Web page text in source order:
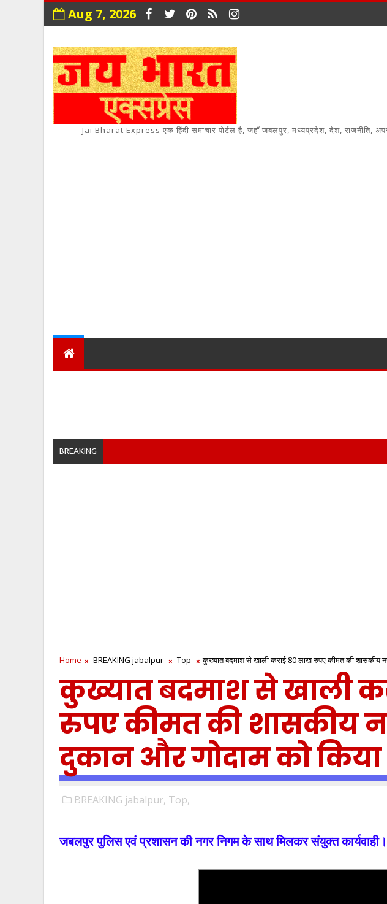
Aug 7, 2026
Jai Bharat Express एक हिंदी समाचार पोर्टल है, जहाँ जबलपुर, मध्यप्रदेश, देश, राजनीति,
BREAKING
Home BREAKING jabalpur Top कुख्यात बदमाश से खाली कराई 80 लाख रुपए कीमत की शासकीय
कुख्यात बदमाश से खाली
रुपए कीमत की शासकीय
दुकान और गोदाम को
BREAKING jabalpur, Top,
जबलपुर पुलिस एवं प्रशासन की नगर निगम के साथ मिलकर संयुक्त कार्यवाही।